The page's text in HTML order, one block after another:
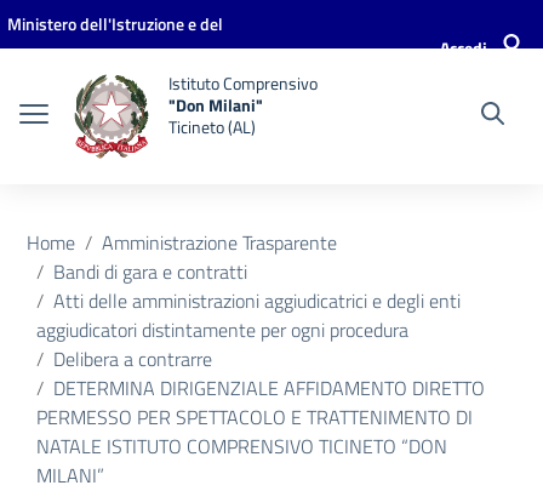
Vai ai contenuti
Vai al menu di navigazione
Vai al footer
Ministero dell'Istruzione e del
Accedi
Istituto Comprensivo
"Don Milani"
Ticineto (AL)
Home
Amministrazione Trasparente
Bandi di gara e contratti
Atti delle amministrazioni aggiudicatrici e degli enti
aggiudicatori distintamente per ogni procedura
Delibera a contrarre
DETERMINA DIRIGENZIALE AFFIDAMENTO DIRETTO
PERMESSO PER SPETTACOLO E TRATTENIMENTO DI
NATALE ISTITUTO COMPRENSIVO TICINETO “DON
MILANI”